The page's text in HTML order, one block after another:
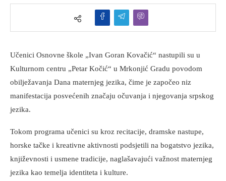
Učenici Osnovne škole „Ivan Goran Kovačić“ nastupili su u
Kulturnom centru „Petar Kočić“ u Mrkonjić Gradu povodom
obilježavanja Dana maternjeg jezika, čime je započeo niz
manifestacija posvećenih značaju očuvanja i njegovanja srpskog
jezika.
Tokom programa učenici su kroz recitacije, dramske nastupe,
horske tačke i kreativne aktivnosti podsjetili na bogatstvo jezika,
književnosti i usmene tradicije, naglašavajući važnost maternjeg
jezika kao temelja identiteta i kulture.